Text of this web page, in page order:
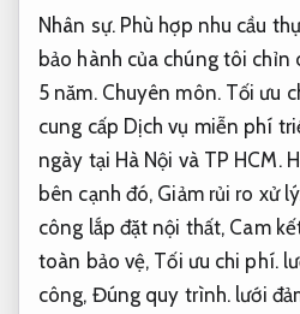
Nhân sự. Phù hợp nhu cầu
bảo hành của chúng tôi chỉn
5 năm. Chuyên môn. Tối ưu
cung cấp Dịch vụ miễn phí
ngày tại Hà Nội và TP HCM.
bên cạnh đó, Giảm rủi ro xử
công lắp đặt nội thất, Cam
toàn bảo vệ, Tối ưu chi phí.
công, Đúng quy trình. lưới